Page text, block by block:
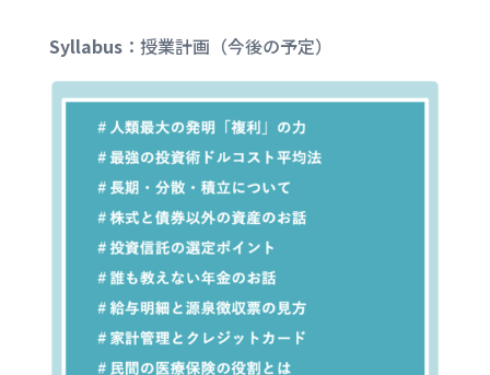
Syllabus： 授業計画（今後の予定）